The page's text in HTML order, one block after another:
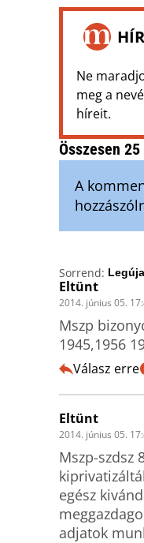
Ne
meg a
híreit.
Összesen
A
Sorrend:
Eltünt
2014. június 05.
Mszp
1945,1956
Válasz erre
Eltünt
2014. június 05.
Mszp-szdsz
egész
adjatok